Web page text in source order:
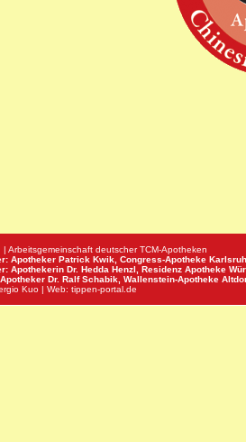
| Arbeitsgemeinschaft deutscher TCM-Apotheken
Apotheker Patrick Kwik, Congress-Apotheke
Apothekerin Dr. Hedda Henzl, Residenz Apotheke
Dr. Ralf Schabik, Wallenstein-Apotheke
Kuo | Web: tippen-portal.de